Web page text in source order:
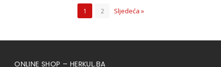
1 2 Sljedeća »
ONLINE SHOP – HERKUL.BA